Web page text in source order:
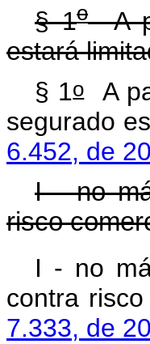
§ 1oA
estará
§ 1oA
6.452, de
I - no
risco
I - no
contra
7.333, de